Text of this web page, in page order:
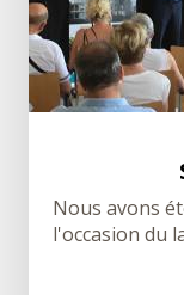
Nous avons
l'occasion du